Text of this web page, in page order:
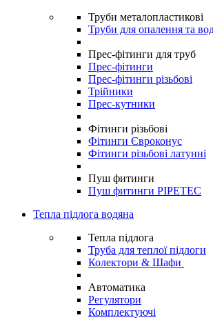
Труби металопластикові
Труби для опалення та
Прес-фітинги для труб
Прес-фітинги
Прес-фітинги різьбові
Трійники
Прес-кутники
Фітинги різьбові
Фітинги Євроконус
Фітинги різьбові латунні
Пуш фитинги
Пуш фитинги PIPETEC
Тепла підлога водяна
Тепла підлога
Труба для теплої підлоги
Колектори & Шафи
Автоматика
Регулятори
Комплектуючі